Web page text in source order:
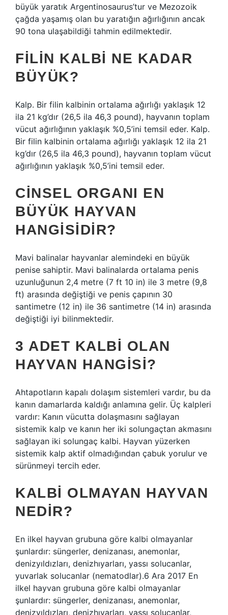
büyük yaratık Argentinosaurus’tur ve Mezozoik
çağda yaşamış olan bu yaratığın ağırlığının ancak
90 tona ulaşabildiği tahmin edilmektedir.
FILIN KALBI NE KADAR
BÜYÜK?
Kalp. Bir filin kalbinin ortalama ağırlığı yaklaşık 12
ila 21 kg’dır (26,5 ila 46,3 pound), hayvanın toplam
vücut ağırlığının yaklaşık %0,5’ini temsil eder. Kalp.
Bir filin kalbinin ortalama ağırlığı yaklaşık 12 ila 21
kg’dır (26,5 ila 46,3 pound), hayvanın toplam vücut
ağırlığının yaklaşık %0,5’ini temsil eder.
CINSEL ORGANI EN
BÜYÜK HAYVAN
HANGISIDIR?
Mavi balinalar hayvanlar alemindeki en büyük
penise sahiptir. Mavi balinalarda ortalama penis
uzunluğunun 2,4 metre (7 ft 10 in) ile 3 metre (9,8
ft) arasında değiştiği ve penis çapının 30
santimetre (12 in) ile 36 santimetre (14 in) arasında
değiştiği iyi bilinmektedir.
3 ADET KALBI OLAN
HAYVAN HANGISI?
Ahtapotların kapalı dolaşım sistemleri vardır, bu da
kanın damarlarda kaldığı anlamına gelir. Üç kalpleri
vardır: Kanın vücutta dolaşmasını sağlayan
sistemik kalp ve kanın her iki solungaçtan akmasını
sağlayan iki solungaç kalbi. Hayvan yüzerken
sistemik kalp aktif olmadığından çabuk yorulur ve
sürünmeyi tercih eder.
KALBI OLMAYAN HAYVAN
NEDIR?
En ilkel hayvan grubuna göre kalbi olmayanlar
şunlardır: süngerler, denizanası, anemonlar,
denizyıldızları, denizhıyarları, yassı solucanlar,
yuvarlak solucanlar (nematodlar).6 Ara 2017 En
ilkel hayvan grubuna göre kalbi olmayanlar
şunlardır: süngerler, denizanası, anemonlar,
denizyıldızları, denizhıyarları, yassı solucanlar,